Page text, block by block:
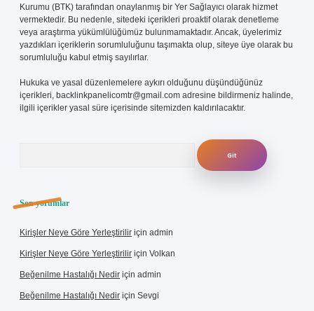
Kurumu (BTK) tarafından onaylanmış bir Yer Sağlayıcı olarak hizmet
vermektedir. Bu nedenle, sitedeki içerikleri proaktif olarak denetleme
veya araştırma yükümlülüğümüz bulunmamaktadır. Ancak, üyelerimiz
yazdıkları içeriklerin sorumluluğunu taşımakta olup, siteye üye olarak bu
sorumluluğu kabul etmiş sayılırlar.
Hukuka ve yasal düzenlemelere aykırı olduğunu düşündüğünüz
içerikleri, backlinkpanelicomtr@gmail.com adresine bildirmeniz halinde,
ilgili içerikler yasal süre içerisinde sitemizden kaldırılacaktır.
Son yorumlar
Kirişler Neye Göre Yerleştirilir için admin
Kirişler Neye Göre Yerleştirilir için Volkan
Beğenilme Hastalığı Nedir için admin
Beğenilme Hastalığı Nedir için Sevgi